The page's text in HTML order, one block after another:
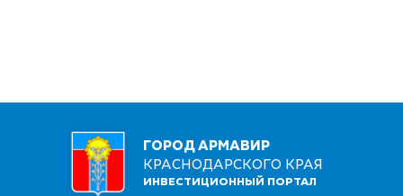
ГОРОД АРМАВИР
КРАСНОДАРСКОГО КРАЯ
ИНВЕСТИЦИОННЫЙ ПОРТАЛ